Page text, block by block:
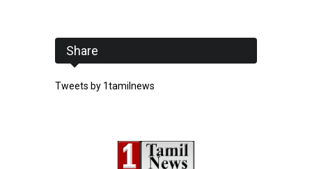
Share
Tweets by 1tamilnews